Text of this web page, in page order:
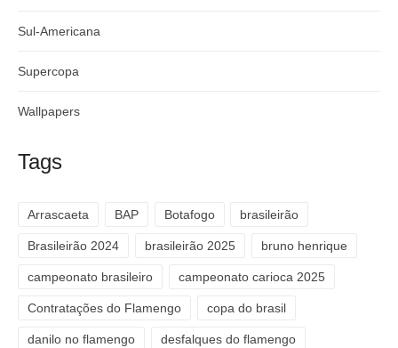
Sul-Americana
Supercopa
Wallpapers
Tags
Arrascaeta BAP Botafogo brasileirão
Brasileirão 2024 brasileirão 2025 bruno henrique
campeonato brasileiro campeonato carioca 2025
Contratações do Flamengo copa do brasil
danilo no flamengo desfalques do flamengo